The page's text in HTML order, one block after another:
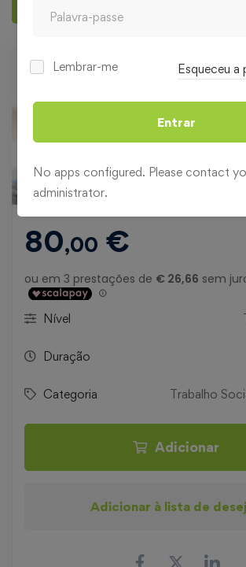
80,00 €
Nível
Duração
Categoria Trabalho
Adicionar
Adicionar à lista de
Lembrar-me Esqueceu a
Entrar
No apps configured. Please contact
administrator.